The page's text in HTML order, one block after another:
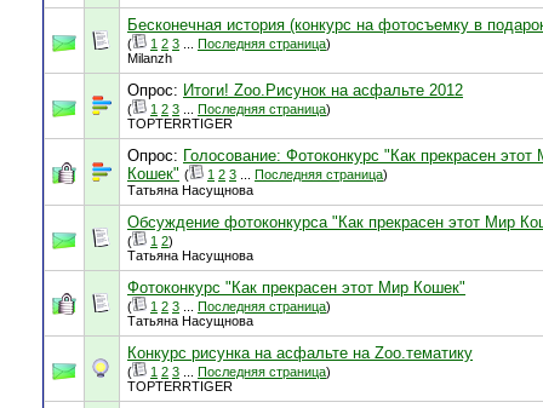
Бесконечная история (конкурс на фотосъемку в
( 1 2 3 Последняя страница)
Milanzh
Опрос: Итоги! Zoo.Рисунок на асфальте 2012
( 1 2 3 Последняя страница)
TOPTERRTIGER
Опрос: Голосование: Фотоконкурс "Как прекрасен этот
Кошек" ( 1 2 3 Последняя страница)
Татьяна Насущнова
Обсуждение фотоконкурса "Как прекрасен этот Мир
( 1 2)
Татьяна Насущнова
Фотоконкурс "Как прекрасен этот Мир Кошек"
( 1 2 3 Последняя страница)
Татьяна Насущнова
Конкурс рисунка на асфальте на Zoo.тематику
( 1 2 3 Последняя страница)
TOPTERRTIGER